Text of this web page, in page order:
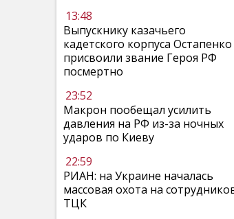
13:48
Выпускнику казачьего
кадетского корпуса Остапенко
присвоили звание Героя РФ
посмертно
23:52
Макрон пообещал усилить
давления на РФ из-за ночных
ударов по Киеву
22:59
РИАН: на Украине началась
массовая охота на
ТЦК